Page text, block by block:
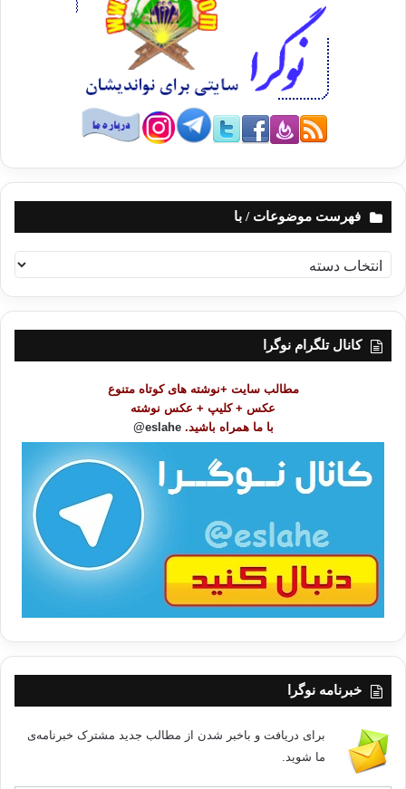
فهرست موضوعات / با
ه
ر
کانال تلگرام نوگرا
مطالب سایت +نوشته های کوتاه متنوع
عکس + کلیپ + عکس نوشته
با ما همراه باشید. eslahe@
خبرنامه نوگرا
برای دریافت و باخبر شدن از مطالب جدید مشترک خبرنامه‌ی
ما شوید.